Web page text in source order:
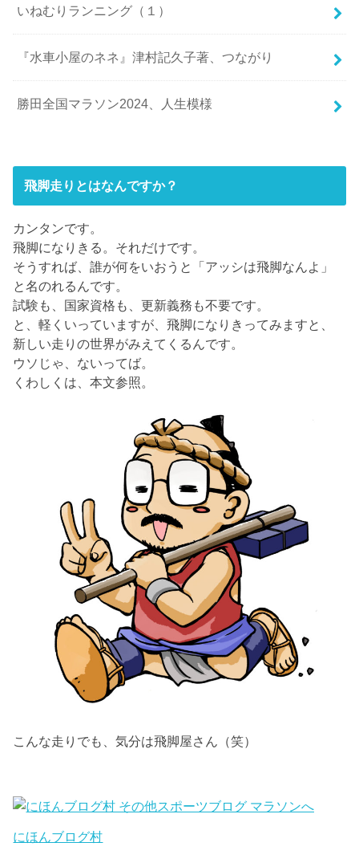
いねむりランニング（１）
『水車小屋のネネ』津村記久子著、つながり
勝田全国マラソン2024、人生模様
飛脚走りとはなんですか？
カンタンです。
飛脚になりきる。それだけです。
そうすれば、誰が何をいおうと「アッシは飛脚なんよ」
と名のれるんです。
試験も、国家資格も、更新義務も不要です。
と、軽くいっていますが、飛脚になりきってみますと、
新しい走りの世界がみえてくるんです。
ウソじゃ、ないってば。
くわしくは、本文参照。
こんな走りでも、気分は飛脚屋さん（笑）
にほんブログ村